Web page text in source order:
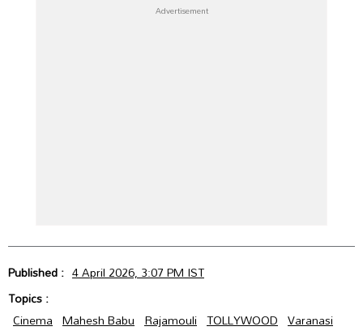
Published : 4 April 2026, 3:07 PM IST
Topics :
Cinema Mahesh Babu Rajamouli TOLLYWOOD Varanasi